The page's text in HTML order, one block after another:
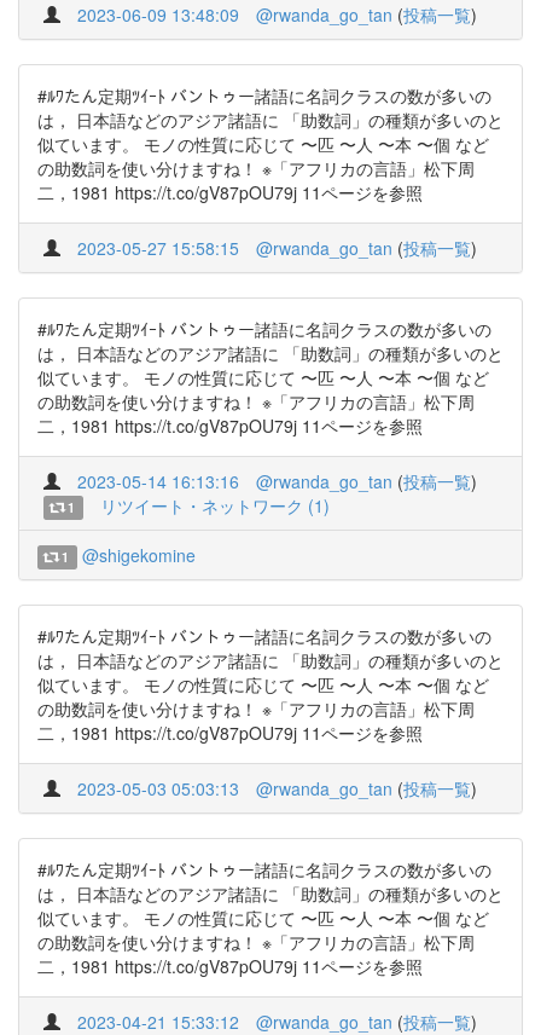
2023-06-09 13:48:09 @rwanda_go_tan (投稿一覧)
#ﾙﾜたん定期ﾂｲｰﾄ バントゥー諸語に名詞クラスの数が多いの
は， 日本語などのアジア諸語に 「助数詞」の種類が多いのと
似ています。 モノの性質に応じて 〜匹 〜人 〜本 〜個 など
の助数詞を使い分けますね！ ※「アフリカの言語」松下周
二，1981 https://t.co/gV87pOU79j 11ページを参照
2023-05-27 15:58:15 @rwanda_go_tan (投稿一覧)
#ﾙﾜたん定期ﾂｲｰﾄ バントゥー諸語に名詞クラスの数が多いの
は， 日本語などのアジア諸語に 「助数詞」の種類が多いのと
似ています。 モノの性質に応じて 〜匹 〜人 〜本 〜個 など
の助数詞を使い分けますね！ ※「アフリカの言語」松下周
二，1981 https://t.co/gV87pOU79j 11ページを参照
2023-05-14 16:13:16 @rwanda_go_tan (投稿一覧)
1 リツイート・ネットワーク (1)
1 @shigekomine
#ﾙﾜたん定期ﾂｲｰﾄ バントゥー諸語に名詞クラスの数が多いの
は， 日本語などのアジア諸語に 「助数詞」の種類が多いのと
似ています。 モノの性質に応じて 〜匹 〜人 〜本 〜個 など
の助数詞を使い分けますね！ ※「アフリカの言語」松下周
二，1981 https://t.co/gV87pOU79j 11ページを参照
2023-05-03 05:03:13 @rwanda_go_tan (投稿一覧)
#ﾙﾜたん定期ﾂｲｰﾄ バントゥー諸語に名詞クラスの数が多いの
は， 日本語などのアジア諸語に 「助数詞」の種類が多いのと
似ています。 モノの性質に応じて 〜匹 〜人 〜本 〜個 など
の助数詞を使い分けますね！ ※「アフリカの言語」松下周
二，1981 https://t.co/gV87pOU79j 11ページを参照
2023-04-21 15:33:12 @rwanda_go_tan (投稿一覧)